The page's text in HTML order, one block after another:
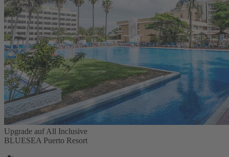
Upgrade auf All Inclusive
BLUESEA Puerto Resort